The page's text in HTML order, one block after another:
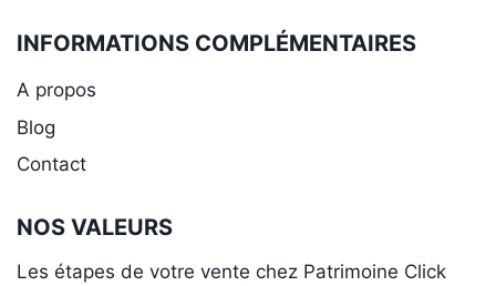
INFORMATIONS COMPLÉMENTAIRES
A propos
Blog
Contact
NOS VALEURS
Les étapes de votre vente chez Patrimoine Click